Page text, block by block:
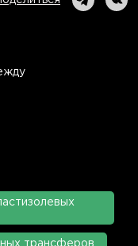
трансферов